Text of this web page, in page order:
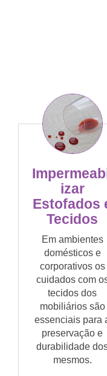
izar
Estofados
Tecidos
Em ambientes
domésticos e
corporativos os
cuidados com
tecidos dos
mobiliários são
essenciais para
preservação e
durabilidade
mesmos.